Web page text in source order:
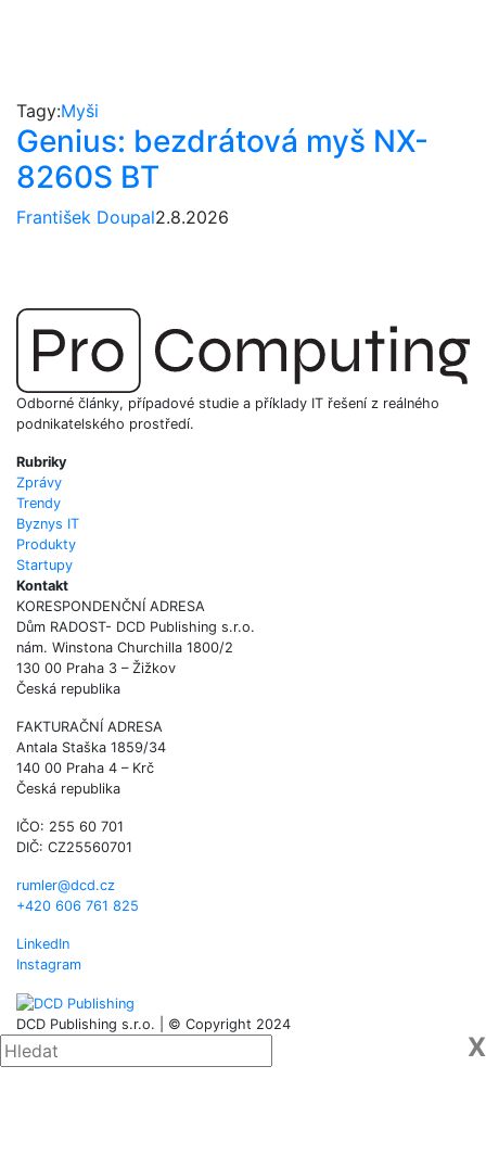
Tagy:Myši
Genius: bezdrátová myš NX-
8260S BT
František Doupal2.8.2026
Odborné články, případové studie a příklady IT řešení z reálného
podnikatelského prostředí.
Rubriky
Zprávy
Trendy
Byznys IT
Produkty
Startupy
Kontakt
KORESPONDENČNÍ ADRESA
Dům RADOST- DCD Publishing s.r.o.
nám. Winstona Churchilla 1800/2
130 00 Praha 3 – Žižkov
Česká republika
FAKTURAČNÍ ADRESA
Antala Staška 1859/34
140 00 Praha 4 – Krč
Česká republika
IČO: 255 60 701
DIČ: CZ25560701
rumler@dcd.cz
+420 606 761 825
LinkedIn
Instagram
DCD Publishing s.r.o. | © Copyright 2024
X